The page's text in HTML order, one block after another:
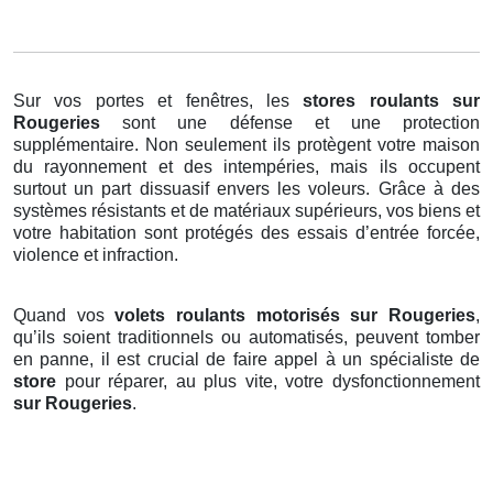
Sur vos portes et fenêtres, lesstores roulants
sur
Rougeriessont une défense et une protection
supplémentaire. Non seulement ils protègent votre maison
du rayonnement et des intempéries, mais ils occupent
surtout un part dissuasif envers les voleurs. Grâce à des
systèmes résistants et de matériaux supérieurs, vos biens et
votre habitation sont protégés des essais d’entrée forcée,
violence et infraction.
Quand vosvolets roulants motorisés sur Rougeries,
qu’ils soient traditionnels ou automatisés, peuvent tomber
en panne, il est crucial de faire appel à un spécialiste de
store pour réparer, au plus vite, votre dysfonctionnement
sur Rougeries.